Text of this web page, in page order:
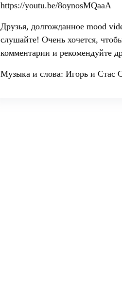
https://youtu.be/8oynosMQaaA
Друзья, долгожданное mood
слушайте! Очень хочется,
комментарии и рекомендуйте
Музыка и слова: Игорь и Стас